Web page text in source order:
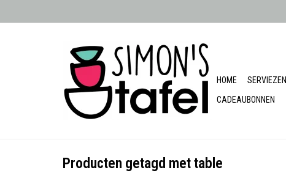
HOME SERVIEZEN
CADEAUBONNEN
Producten getagd met table